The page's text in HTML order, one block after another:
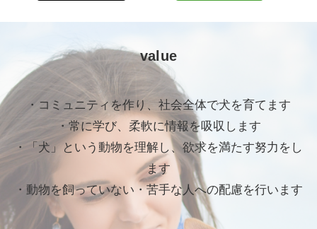
value
・コミュニティを作り、社会全体で犬を育てます
・常に学び、柔軟に情報を吸収します
・「犬」という動物を理解し、欲求を満たす努力をし
ます
・動物を飼っていない・苦手な人への配慮を行います